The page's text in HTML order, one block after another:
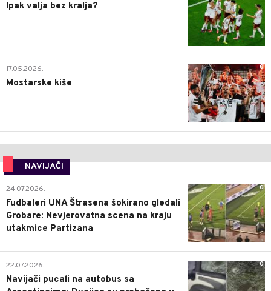
Ipak valja bez kralja?
0
17.05.2026.
Mostarske kiše
NAVIJAČI
0
24.07.2026.
Fudbaleri UNA Štrasena šokirano gledali
Grobare: Nevjerovatna scena na kraju
utakmice Partizana
0
22.07.2026.
Navijači pucali na autobus sa